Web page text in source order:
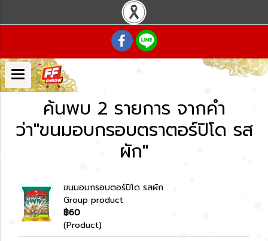
ค้นพบ 2 รายการ จากคำ
ว่า"ขนมอบกรอบตราตอร์ปิโด รส
ผัก"
ขนมอบกรอบตอร์ปิโด รสผัก
Group product
฿60
(Product)